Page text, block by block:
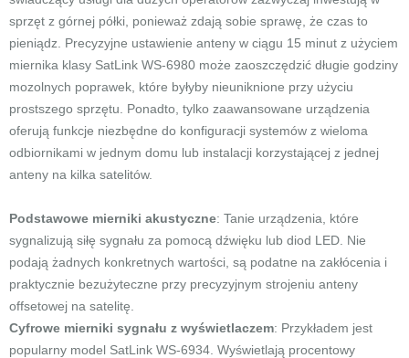
sprzęt z górnej półki, ponieważ zdają sobie sprawę, że czas to
pieniądz. Precyzyjne ustawienie anteny w ciągu 15 minut z użyciem
miernika klasy SatLink WS-6980 może zaoszczędzić długie godziny
mozolnych poprawek, które byłyby nieuniknione przy użyciu
prostszego sprzętu. Ponadto, tylko zaawansowane urządzenia
oferują funkcje niezbędne do konfiguracji systemów z wieloma
odbiornikami w jednym domu lub instalacji korzystającej z jednej
anteny na kilka satelitów.
Podstawowe mierniki akustyczne: Tanie urządzenia, które
sygnalizują siłę sygnału za pomocą dźwięku lub diod LED. Nie
podają żadnych konkretnych wartości, są podatne na zakłócenia i
praktycznie bezużyteczne przy precyzyjnym strojeniu anteny
offsetowej na satelitę.
Cyfrowe mierniki sygnału z wyświetlaczem: Przykładem jest
popularny model SatLink WS-6934. Wyświetlają procentowy